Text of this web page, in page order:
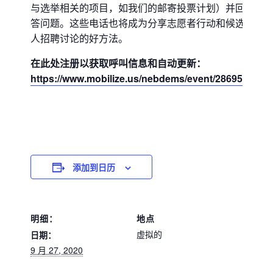
与选举相关的项目，如我们的邮寄投票计划）并回
答问题。这些电话也将成为分享志愿者行动和候选
人招聘讨论的好方法。
在此处注册以获取呼叫信息和自动更新：
https://www.mobilize.us/nebdems/event/286950/
添加到日历
明细：
日期：
9 月 27, 2020
地点
虚拟的